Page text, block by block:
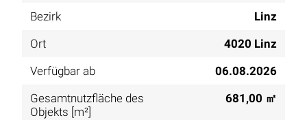
Bezirk
Linz
Ort
4020 Linz
Verfügbar ab
06.08.2026
Gesamtnutzfläche des
Objekts [m²]
681,00 ㎡